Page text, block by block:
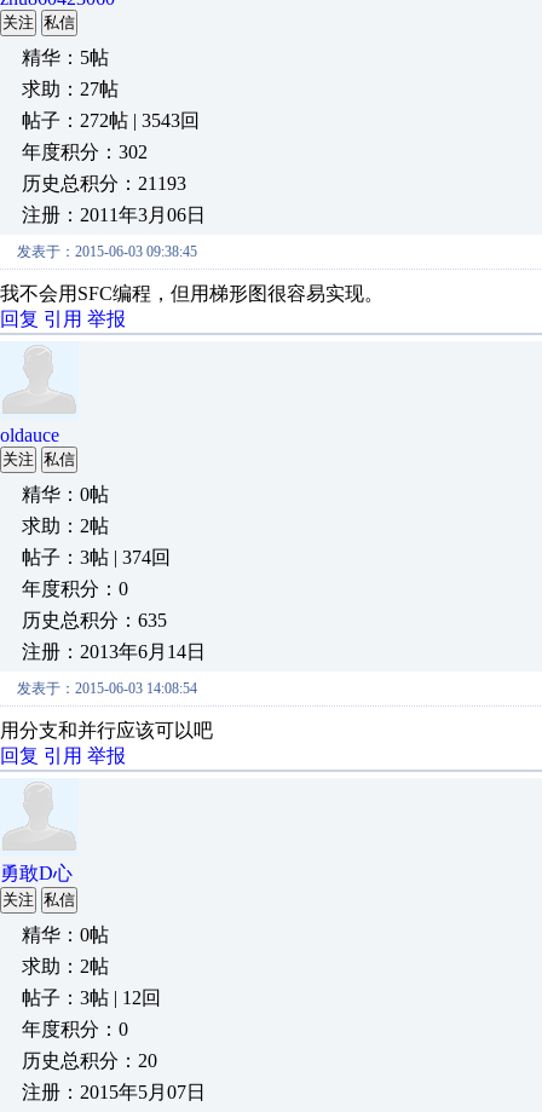
关注 私信
精华：5帖
求助：27帖
帖子：272帖 | 3543回
年度积分：302
历史总积分：21193
注册：2011年3月06日
发表于：2015-06-03 09:38:45
我不会用SFC编程，但用梯形图很容易实现。
回复 引用 举报
oldauce
关注 私信
精华：0帖
求助：2帖
帖子：3帖 | 374回
年度积分：0
历史总积分：635
注册：2013年6月14日
发表于：2015-06-03 14:08:54
用分支和并行应该可以吧
回复 引用 举报
勇敢D心
关注 私信
精华：0帖
求助：2帖
帖子：3帖 | 12回
年度积分：0
历史总积分：20
注册：2015年5月07日